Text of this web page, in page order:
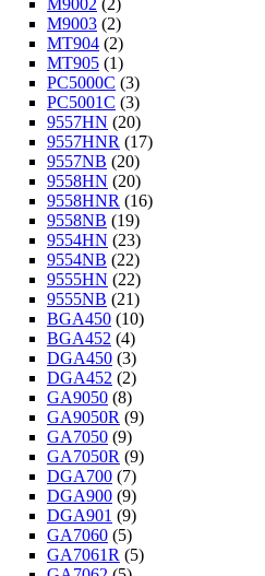
M9002 (2)
M9003 (2)
MT904 (2)
MT905 (1)
PC5000C (3)
PC5001C (3)
9557HN (20)
9557HNR (17)
9557NB (20)
9558HN (20)
9558HNR (16)
9558NB (19)
9554HN (23)
9554NB (22)
9555HN (22)
9555NB (21)
BGA450 (10)
BGA452 (4)
DGA450 (3)
DGA452 (2)
GA9050 (8)
GA9050R (9)
GA7050 (9)
GA7050R (9)
DGA700 (7)
DGA900 (9)
DGA901 (9)
GA7060 (5)
GA7061R (5)